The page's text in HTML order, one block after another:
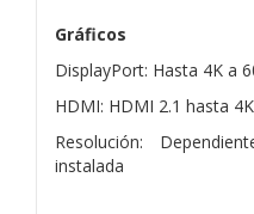
Gráficos
DisplayPort: Hasta 4K a
HDMI: HDMI 2.1 hasta
Resolución:
instalada